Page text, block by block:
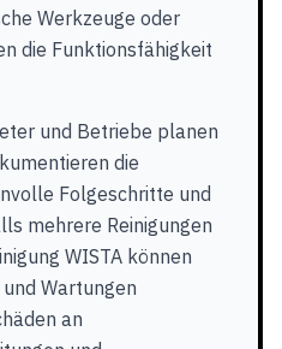
Werkzeuge oder
die Funktionsfähigkeit
und Betriebe planen
die
Folgeschritte und
mehrere Reinigungen
WISTA können
Wartungen
an